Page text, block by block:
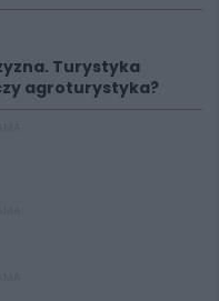
Turystyka
agroturystyka?